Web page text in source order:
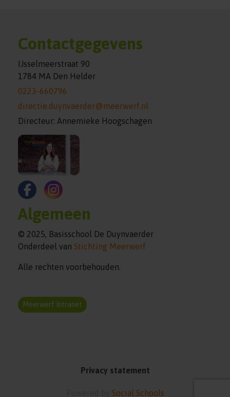
Contactgegevens
IJsselmeerstraat 90
1784 MA Den Helder
0223-660796
directie.duynvaerder@meerwerf.nl
Directeur: Annemieke Hoogschagen
Algemeen
© 2025, Basisschool De Duynvaerder
Onderdeel van Stichting Meerwerf
Alle rechten voorbehouden.
Meerwerf Intranet
Privacy statement
Social Schools